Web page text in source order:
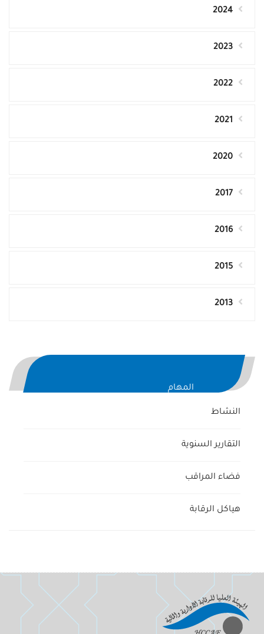
2024
2023
2022
2021
2020
2017
2016
2015
2013
المهام
النشاط
التقارير السنوية
فضاء المراقب
هياكل الرقابة